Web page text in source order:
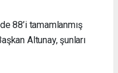
88’i tamamlanmış
Altunay, şunları